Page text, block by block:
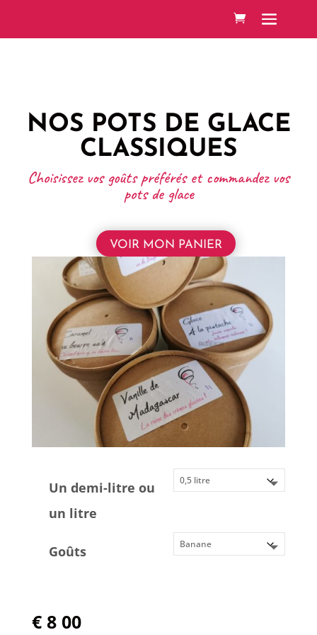
NOS POTS DE GLACE
CLASSIQUES
Choisissez vos goûts préférés et commandez vos
pots de glace
VOIR MON PANIER
Un demi-litre ou
un litre
Goûts
€8 00